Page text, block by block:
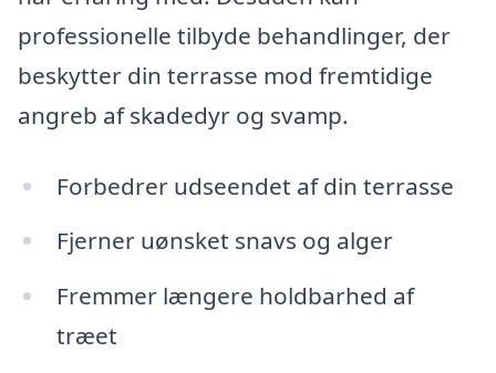
professionelle tilbyde behandlinger, der
beskytter din terrasse mod fremtidige
angreb af skadedyr og svamp.
Forbedrer udseendet af din terrasse
Fjerner uønsket snavs og alger
Fremmer længere holdbarhed af
træet